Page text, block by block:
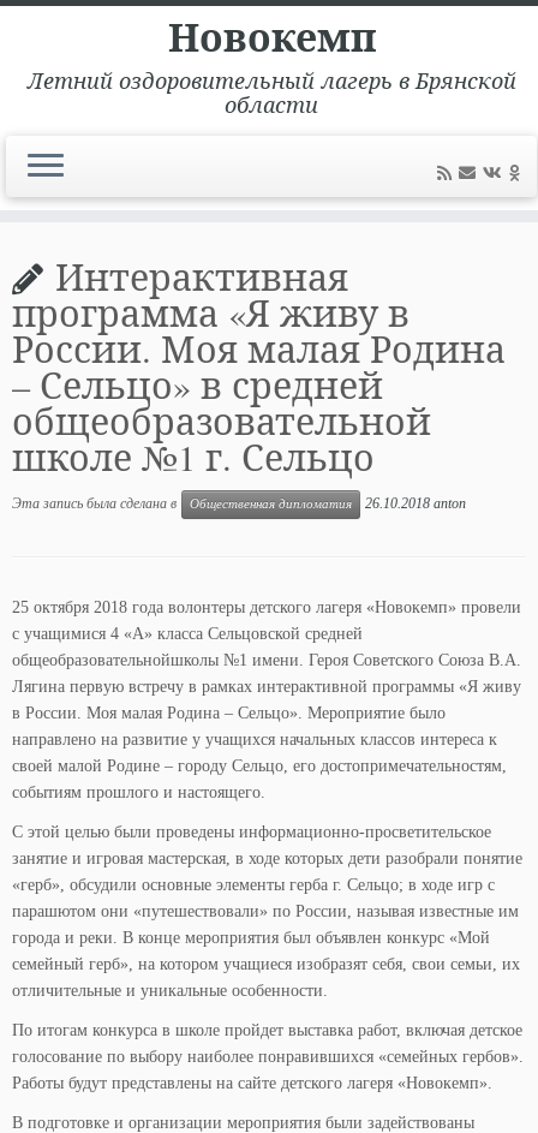
содержимому
Новокемп
Летний оздоровительный лагерь в Брянской
области
Интерактивная
программа «Я живу в
России. Моя малая Родина
– Сельцо» в средней
общеобразовательной
школе №1 г. Сельцо
Эта запись была сделана в Общественная дипломатия 26.10.2018 anton
25 октября 2018 года волонтеры детского лагеря «Новокемп» провели
с учащимися 4 «А» класса Сельцовской средней
общеобразовательнойшколы №1 имени. Героя Советского Союза В.А.
Лягина первую встречу в рамках интерактивной программы «Я живу
в России. Моя малая Родина – Сельцо». Мероприятие было
направлено на развитие у учащихся начальных классов интереса к
своей малой Родине – городу Сельцо, его достопримечательностям,
событиям прошлого и настоящего.
С этой целью были проведены информационно-просветительское
занятие и игровая мастерская, в ходе которых дети разобрали понятие
«герб», обсудили основные элементы герба г. Сельцо; в ходе игр с
парашютом они «путешествовали» по России, называя известные им
города и реки. В конце мероприятия был объявлен конкурс «Мой
семейный герб», на котором учащиеся изобразят себя, свои семьи, их
отличительные и уникальные особенности.
По итогам конкурса в школе пройдет выставка работ, включая детское
голосование по выбору наиболее понравившихся «семейных гербов».
Работы будут представлены на сайте детского лагеря «Новокемп».
В подготовке и организации мероприятия были задействованы